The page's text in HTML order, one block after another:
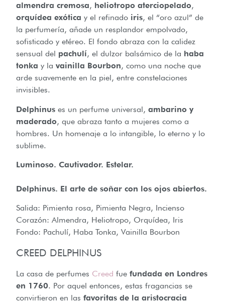
almendra cremosa, heliotropo aterciopelado,
orquídea exótica y el refinado iris, el “oro azul” de
la perfumería, añade un resplandor empolvado,
sofisticado y etéreo. El fondo abraza con la calidez
sensual del pachulí, el dulzor balsámico de la haba
tonka y la vainilla Bourbon, como una noche que
arde suavemente en la piel, entre constelaciones
invisibles.
Delphinus es un perfume universal, ambarino y
maderado, que abraza tanto a mujeres como a
hombres. Un homenaje a lo intangible, lo eterno y lo
sublime.
Luminoso. Cautivador. Estelar.
Delphinus. El arte de soñar con los ojos abiertos.
Salida: Pimienta rosa, Pimienta Negra, Incienso
Corazón: Almendra, Heliotropo, Orquídea, Iris
Fondo: Pachulí, Haba Tonka, Vainilla Bourbon
CREED DELPHINUS
La casa de perfumes Creed fue fundada en Londres
en 1760. Por aquel entonces, estas fragancias se
convirtieron en las favoritas de la aristocracia